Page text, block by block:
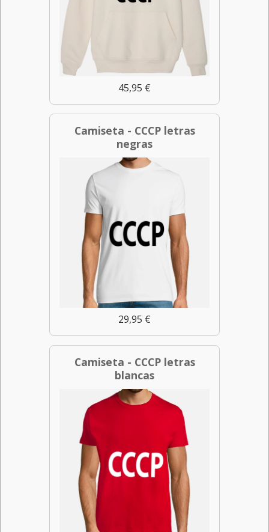
45,95 €
Camiseta - CCCP letras
negras
29,95 €
Camiseta - CCCP letras
blancas